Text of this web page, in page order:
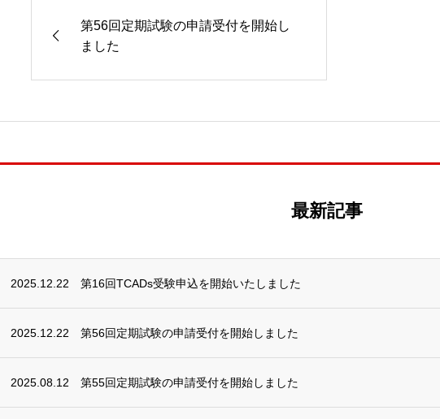
第56回定期試験の申請受付を開始し
ました
最新記事
2025.12.22 第16回TCADs受験申込を開始いたしました
2025.12.22 第56回定期試験の申請受付を開始しました
2025.08.12 第55回定期試験の申請受付を開始しました